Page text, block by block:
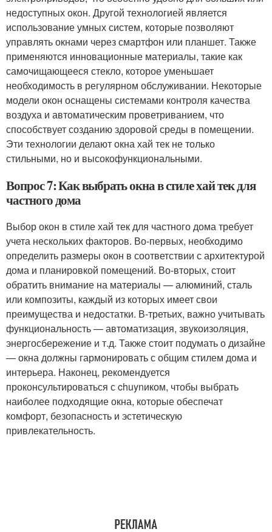
недоступных окон. Другой технологией является
использование умных систем, которые позволяют
управлять окнами через смартфон или планшет. Также
применяются инновационные материалы, такие как
самочищающееся стекло, которое уменьшает
необходимость в регулярном обслуживании. Некоторые
модели окон оснащены системами контроля качества
воздуха и автоматическим проветриванием, что
способствует созданию здоровой среды в помещении.
Эти технологии делают окна хай тек не только
стильными, но и высокофункциональными.
Вопрос 7: Как выбрать окна в стиле хай тек для
частного дома
Выбор окон в стиле хай тек для частного дома требует
учета нескольких факторов. Во-первых, необходимо
определить размеры окон в соответствии с архитектурой
дома и планировкой помещений. Во-вторых, стоит
обратить внимание на материалы — алюминий, сталь
или композиты, каждый из которых имеет свои
преимущества и недостатки. В-третьих, важно учитывать
функциональность — автоматизация, звукоизоляция,
энергосбережение и т.д. Также стоит подумать о дизайне
— окна должны гармонировать с общим стилем дома и
интерьера. Наконец, рекомендуется
проконсультироваться с chuynиком, чтобы выбрать
наиболее подходящие окна, которые обеспечат
комфорт, безопасность и эстетическую
привлекательность.